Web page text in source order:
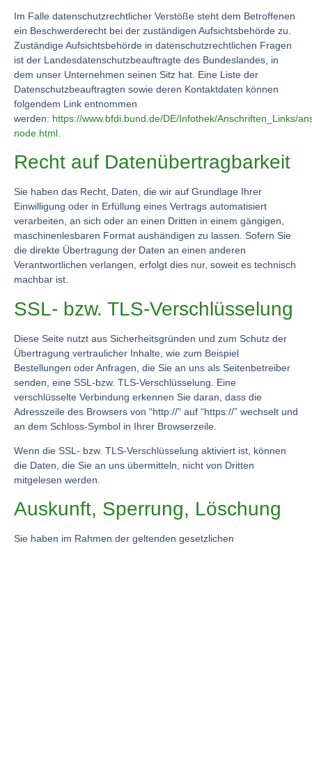
Im Falle datenschutzrechtlicher Verstöße steht dem Betroffenen
ein Beschwerderecht bei der zuständigen Aufsichtsbehörde zu.
Zuständige Aufsichtsbehörde in datenschutzrechtlichen Fragen
ist der Landesdatenschutzbeauftragte des Bundeslandes, in
dem unser Unternehmen seinen Sitz hat. Eine Liste der
Datenschutzbeauftragten sowie deren Kontaktdaten können
folgendem Link entnommen
werden: https://www.bfdi.bund.de/DE/Infothek/Anschriften_Links/
node.html
Recht auf Datenübertragbarkeit
Sie haben das Recht, Daten, die wir auf Grundlage Ihrer
Einwilligung oder in Erfüllung eines Vertrags automatisiert
verarbeiten, an sich oder an einen Dritten in einem gängigen,
maschinenlesbaren Format aushändigen zu lassen. Sofern Sie
die direkte Übertragung der Daten an einen anderen
Verantwortlichen verlangen, erfolgt dies nur, soweit es technisch
machbar ist.
SSL- bzw. TLS-Verschlüsselung
Diese Seite nutzt aus Sicherheitsgründen und zum Schutz der
Übertragung vertraulicher Inhalte, wie zum Beispiel
Bestellungen oder Anfragen, die Sie an uns als Seitenbetreiber
senden, eine SSL-bzw. TLS-Verschlüsselung. Eine
verschlüsselte Verbindung erkennen Sie daran, dass die
Adresszeile des Browsers von “http://” auf “https://” wechselt und
an dem Schloss-Symbol in Ihrer Browserzeile.
Wenn die SSL- bzw. TLS-Verschlüsselung aktiviert ist, können
die Daten, die Sie an uns übermitteln, nicht von Dritten
mitgelesen werden.
Auskunft, Sperrung, Löschung
Sie haben im Rahmen der geltenden gesetzlichen